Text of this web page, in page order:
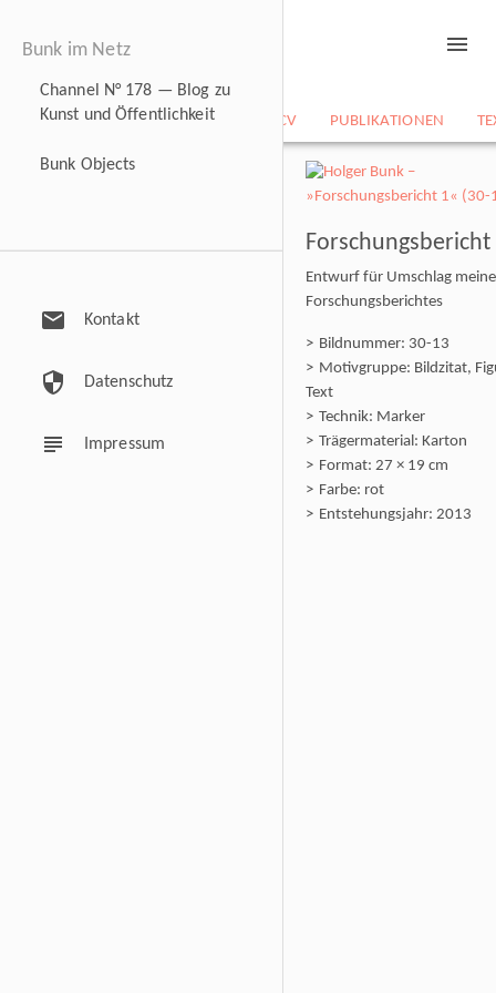
NEWS BILDARCHIV CV PUBLIKATIONEN
menu
Bunk im Netz
Channel N° 178 — Blog zu
Kunst und Öffentlichkeit
Bunk Objects
mail Kontakt
security Datenschutz
subject Impressum
Forschungsbericht
Entwurf für Umschlag
Forschungsberichtes
Bildnummer: 30-13
Motivgruppe: Bildzitat,
Text
Technik: Marker
Trägermaterial: Karton
Format: 27 × 19 cm
Farbe: rot
Entstehungsjahr: 2013